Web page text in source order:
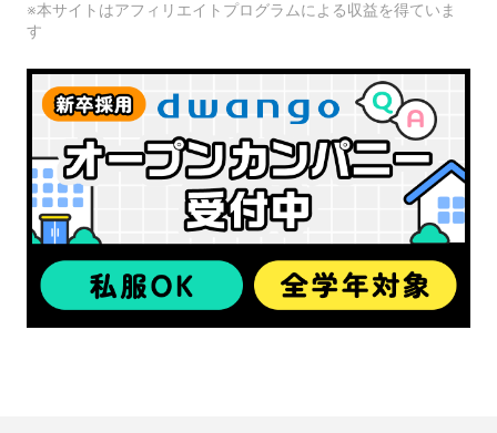
※本サイトはアフィリエイトプログラムによる収益を得ていま
す